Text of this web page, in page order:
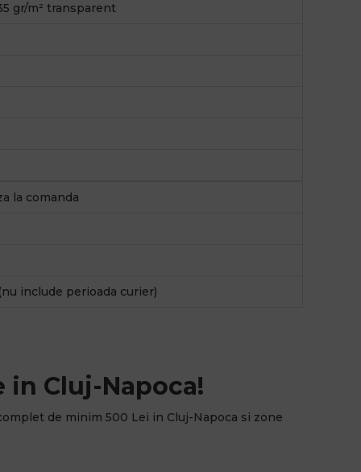
gr/m² transparent
la comanda
include perioada curier)
Cluj-Napoca!
de minim 500 Lei in Cluj-Napoca si zone